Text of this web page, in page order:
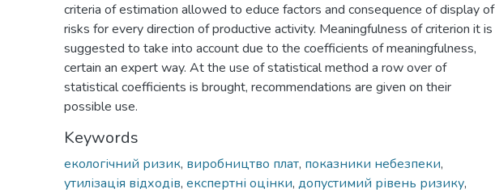
criteria of estimation allowed to educe factors and consequence of display of
risks for every direction of productive activity. Meaningfulness of criterion it is
suggested to take into account due to the coefficients of meaningfulness,
certain an expert way. At the use of statistical method a row over of
statistical coefficients is brought, recommendations are given on their
possible use.
Keywords
екологічний ризик, виробництво плат, показники небезпеки,
утилізація відходів, експертні оцінки, допустимий рівень ризику,